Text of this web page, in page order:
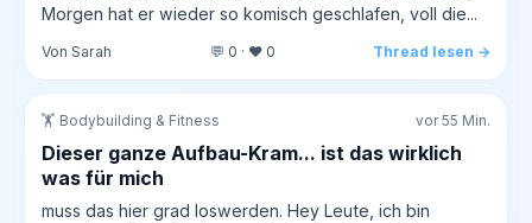
Morgen hat er wieder so komisch geschlafen, voll die...
Von Sarah 💬 0 · ❤️ 0 Thread lesen →
🏋️ Bodybuilding & Fitness vor 55 Min.
Dieser ganze Aufbau-Kram... ist das wirklich
was für mich
muss das hier grad loswerden. Hey Leute, ich bin